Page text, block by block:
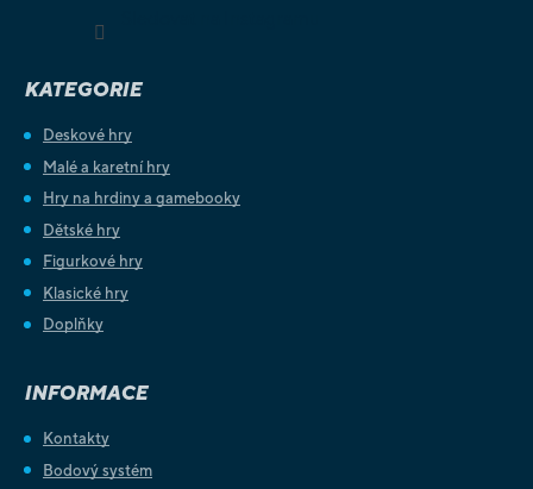
KATEGORIE
Deskové hry
Malé a karetní hry
Hry na hrdiny a gamebooky
Dětské hry
Figurkové hry
Klasické hry
Doplňky
INFORMACE
Kontakty
Bodový systém